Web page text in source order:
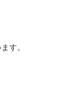
す。